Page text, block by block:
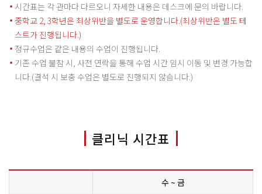
시간표는 각 관마다 다르오니 자세한 내용은 데스크에 문의 바랍니다.
중학교 2, 3학년은 최상위반을 별도로 운영합니다.(최상위반은 별도 테
스트가 진행됩니다.)
정규수업은 같은 내용의 수업이 진행됩니다.
기존 수업 불참 시, 사전 연락을 통해 수업 시간 임시 이동 및 변경 가능합
니다.(결석 시 보충 수업은 별도로 진행되지 않습니다.)
클리닉 시간표
수 ~ 금